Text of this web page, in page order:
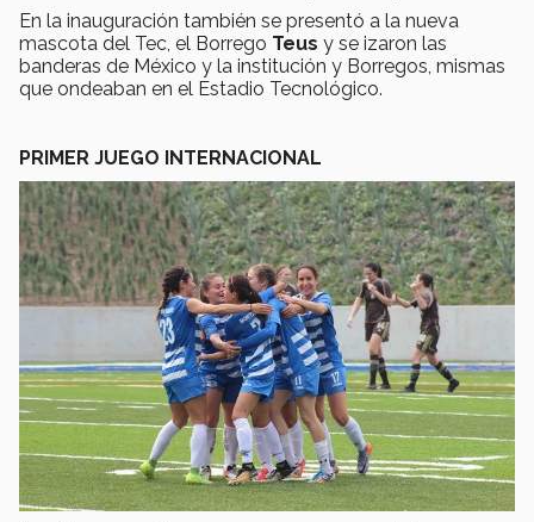
En la inauguración también se presentó a la nueva
mascota del Tec, el Borrego Teus y se izaron las
banderas de México y la institución y Borregos, mismas
que ondeaban en el Estadio Tecnológico.
PRIMER JUEGO INTERNACIONAL